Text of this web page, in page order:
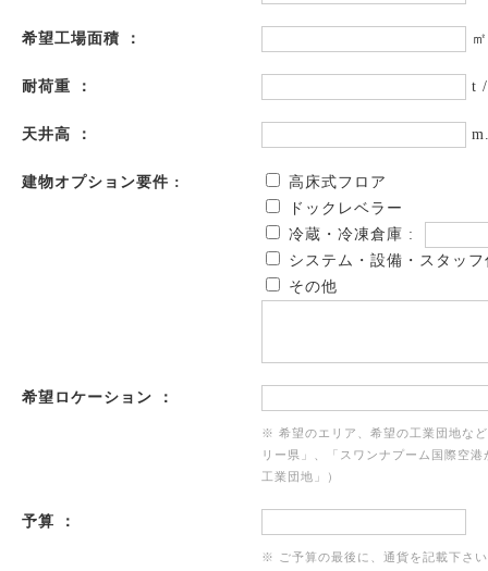
希望工場面積 ： ㎡
耐荷重 ： t
天井高 ：
建物オプション要件 :
高床式フロア
ドックレベラー
冷蔵・冷凍倉庫 :
システム・設備・スタッ
その他
希望ロケーション ：
※ 希望のエリア、希望の工業団地な
リー県」、「スワンナプーム国際空
工業団地」）
予算 ：
※ ご予算の最後に、通貨を記載下さ